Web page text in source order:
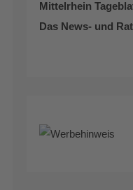
Mittelrhein
Das News- und